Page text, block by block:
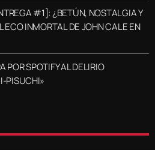
#1]: ¿BETÚN, NOSTALGIA Y
ECO INMORTAL DE JOHN CALE EN
POR SPOTIFY AL DELIRIO
PISUCHI»